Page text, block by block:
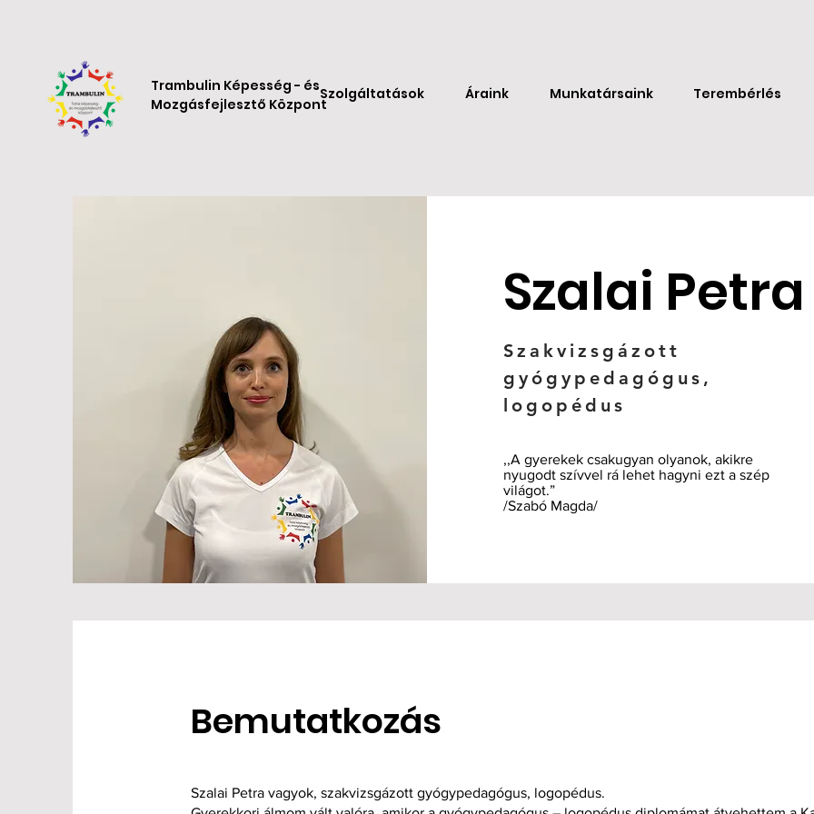
Trambulin Képesség - és
Mozgásfejlesztő Központ
Szolgáltatások Áraink Munkatársaink Terembérlés
Szalai Petra
Szakvizsgázott
gyógypedagógus,
logopédus
,,A gyerekek csakugyan olyanok, akikre
nyugodt szívvel rá lehet hagyni ezt a szép
világot.”
/Szabó Magda/
Bemutatkozás
Szalai Petra vagyok, szakvizsgázott gyógypedagógus, logopédus.